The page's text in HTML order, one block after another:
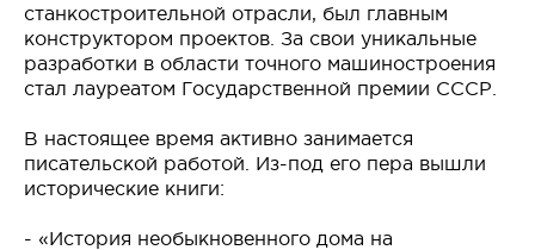
станкостроительной отрасли, был главным
конструктором проектов. За свои уникальные
разработки в области точного машиностроения
стал лауреатом Государственной премии СССР.
В настоящее время активно занимается
писательской работой. Из-под его пера вышли
исторические книги:
- «История необыкновенного дома на